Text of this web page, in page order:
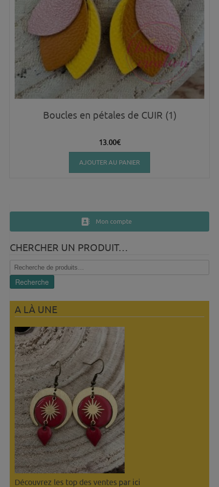
Boucles en pétales de CUIR (1)
13.00€
AJOUTER AU PANIER
Mon compte
CHERCHER UN PRODUIT…
Recherche
pour :
Recherche
A LÀ UNE
Découvrez les top des ventes par ici